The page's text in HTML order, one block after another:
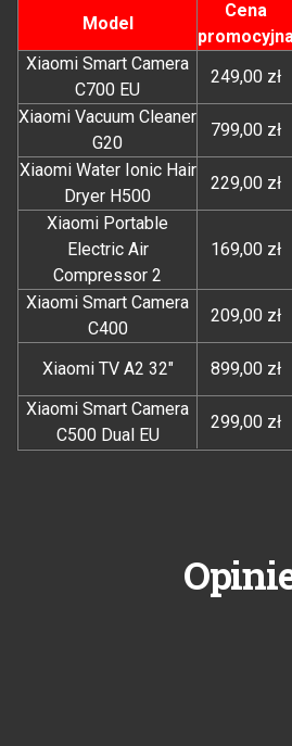
Model
Cena
Xiaomi Smart Camera
C700 EU
249,00 zł
Xiaomi Vacuum Cleaner
G20
799,00 zł
Xiaomi Water Ionic Hair
Dryer H500
229,00 zł
Xiaomi Portable
Electric Air
Compressor 2
169,00 zł
Xiaomi Smart Camera
C400
209,00 zł
Xiaomi TV A2 32" 899,00 zł
Xiaomi Smart Camera
C500 Dual EU
299,00 zł